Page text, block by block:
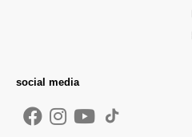
social media